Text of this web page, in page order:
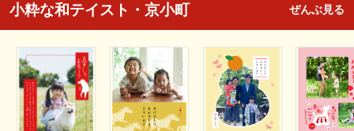
小粋な和テイスト・京小町 ぜんぶ見る